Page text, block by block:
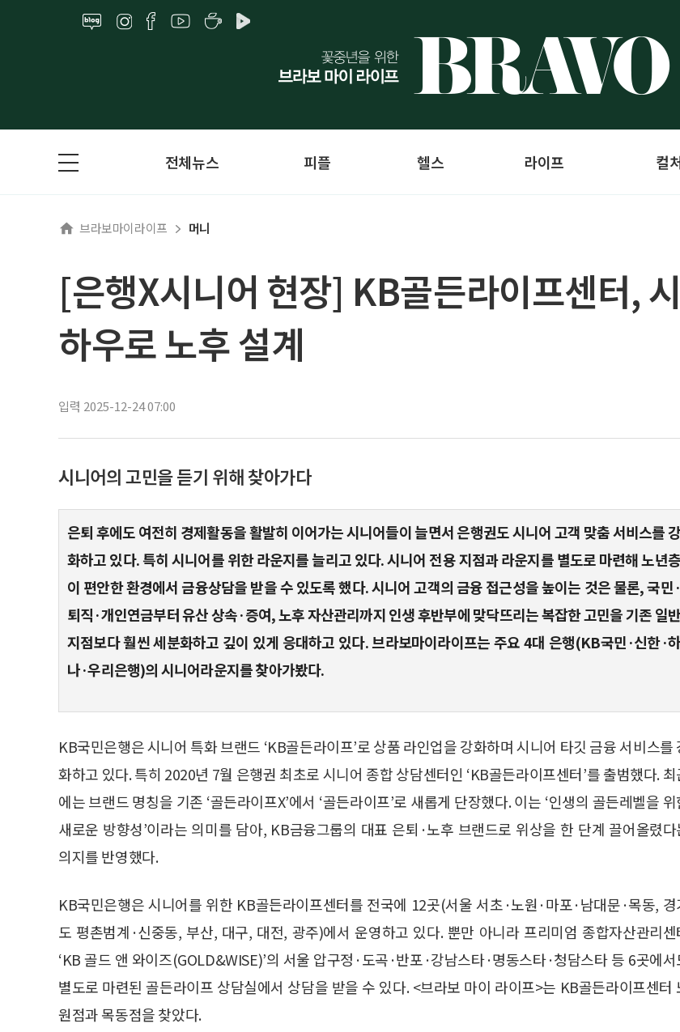
전체뉴스 피플 헬스 라이프 컬
브라보마이라이프 머니
[은행X시니어 현장] KB골든라이프센터,
하우로 노후 설계
입력 2025-12-24 07:00
시니어의 고민을 듣기 위해 찾아가다
은퇴 후에도 여전히 경제활동을 활발히 이어가는 시니어들이 늘면서 은행권도 시니어 고객 맞춤 서비스를 강
화하고 있다. 특히 시니어를 위한 라운지를 늘리고 있다. 시니어 전용 지점과 라운지를 별도로 마련해 노년층
이 편안한 환경에서 금융상담을 받을 수 있도록 했다. 시니어 고객의 금융 접근성을 높이는 것은 물론, 국민·
퇴직·개인연금부터 유산 상속·증여, 노후 자산관리까지 인생 후반부에 맞닥뜨리는 복잡한 고민을 기존 일반
지점보다 훨씬 세분화하고 깊이 있게 응대하고 있다. 브라보마이라이프는 주요 4대 은행(KB국민·신한·하
나·우리은행)의 시니어라운지를 찾아가봤다.
KB국민은행은 시니어 특화 브랜드 ‘KB골든라이프’로 상품 라인업을 강화하며 시니어 타깃 금융 서비스를
화하고 있다. 특히 2020년 7월 은행권 최초로 시니어 종합 상담센터인 ‘KB골든라이프센터’를 출범했다. 최
에는 브랜드 명칭을 기존 ‘골든라이프X’에서 ‘골든라이프’로 새롭게 단장했다. 이는 ‘인생의 골든레벨을 위
새로운 방향성’이라는 의미를 담아, KB금융그룹의 대표 은퇴·노후 브랜드로 위상을 한 단계 끌어올렸다
의지를 반영했다.
KB국민은행은 시니어를 위한 KB골든라이프센터를 전국에 12곳(서울 서초·노원·마포·남대문·목동, 경
도 평촌범계·신중동, 부산, 대구, 대전, 광주)에서 운영하고 있다. 뿐만 아니라 프리미엄 종합자산관리센
‘KB 골드 앤 와이즈(GOLD&WISE)’의 서울 압구정·도곡·반포·강남스타·명동스타·청담스타 등 6곳에서
별도로 마련된 골든라이프 상담실에서 상담을 받을 수 있다. <브라보 마이 라이프>는 KB골든라이프센터
원점과 목동점을 찾았다.